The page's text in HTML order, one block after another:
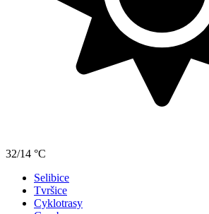
32/14 °C
Selibice
Tvršice
Cyklotrasy